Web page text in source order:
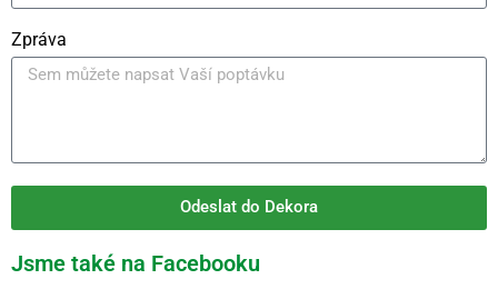
Zpráva
Odeslat do Dekora
Jsme také na Facebooku